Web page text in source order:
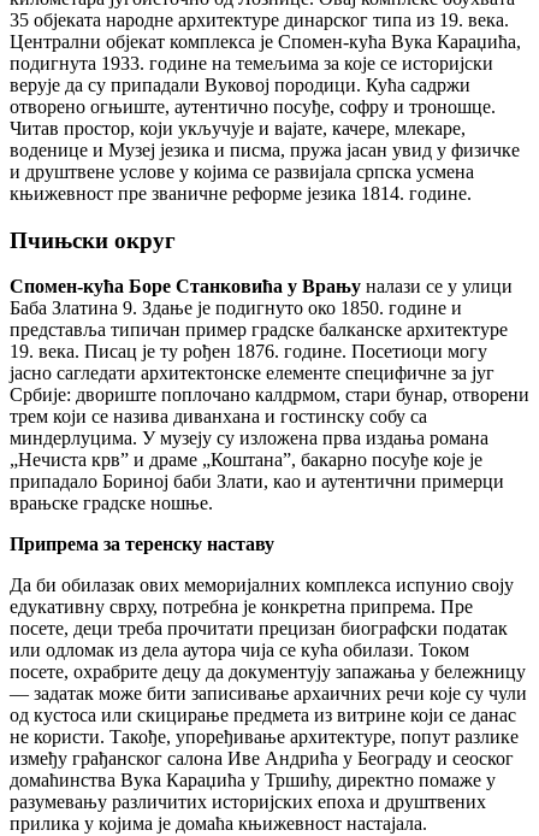
35 објеката народне архитектуре динарског типа из 19. века.
Централни објекат комплекса је Спомен-кућа Вука Караџића,
подигнута 1933. године на темељима за које се историјски
верује да су припадали Вуковој породици. Кућа садржи
отворено огњиште, аутентично посуђе, софру и троношце.
Читав простор, који укључује и вајате, качере, млекаре,
воденице и Музеј језика и писма, пружа јасан увид у физичке
и друштвене услове у којима се развијала српска усмена
књижевност пре званичне реформе језика 1814. године.
Пчињски округ
Спомен-кућа Боре Станковића у Врању налази се у улици
Баба Златина 9. Здање је подигнуто око 1850. године и
представља типичан пример градске балканске архитектуре
19. века. Писац је ту рођен 1876. године. Посетиоци могу
јасно сагледати архитектонске елементе специфичне за југ
Србије: двориште поплочано калдрмом, стари бунар, отворени
трем који се назива диванхана и гостинску собу са
миндерлуцима. У музеју су изложена прва издања романа
„Нечиста крв” и драме „Коштана”, бакарно посуђе које је
припадало Бориној баби Злати, као и аутентични примерци
врањске градске ношње.
Припрема за теренску наставу
Да би обилазак ових меморијалних комплекса испунио своју
едукативну сврху, потребна је конкретна припрема. Пре
посете, деци треба прочитати прецизан биографски податак
или одломак из дела аутора чија се кућа обилази. Током
посете, охрабрите децу да документују запажања у бележницу
— задатак може бити записивање архаичних речи које су чули
од кустоса или скицирање предмета из витрине који се данас
не користи. Такође, упоређивање архитектуре, попут разлике
између грађанског салона Иве Андрића у Београду и сеоског
домаћинства Вука Караџића у Тршићу, директно помаже у
разумевању различитих историјских епоха и друштвених
прилика у којима је домаћа књижевност настајала.